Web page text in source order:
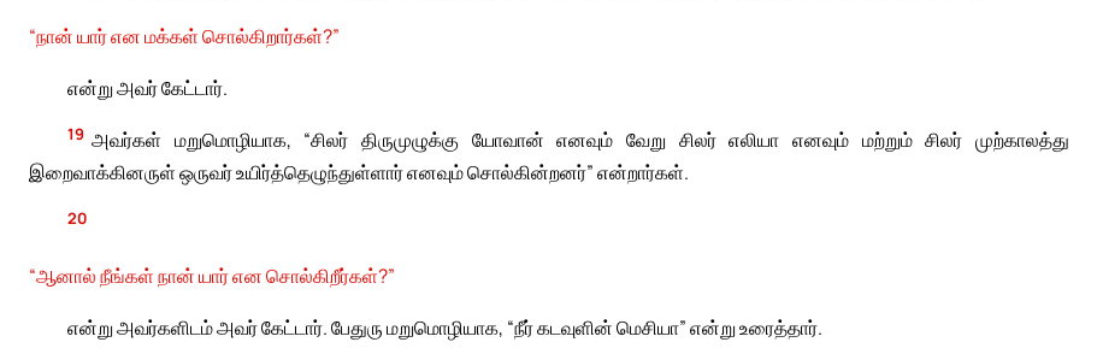
“நான் யார் என மக்கள் சொல்கிறார்கள்?”
என்று அவர் கேட்டார்.
19 அவர்கள் மறுமொழியாக, “சிலர் திருமுழுக்கு யோவான் எனவும் வேறு சிலர் எலியா எனவும் மற்றும் சிலர் முற்காலத்து
இறைவாக்கினருள் ஒருவர் உயிர்த்தெழுந்துள்ளார் எனவும் சொல்கின்றனர்” என்றார்கள்.
20
“ஆனால் நீங்கள் நான் யார் என சொல்கிறீர்கள்?”
என்று அவர்களிடம் அவர் கேட்டார். பேதுரு மறுமொழியாக, “நீர் கடவுளின் மெசியா” என்று உரைத்தார்.